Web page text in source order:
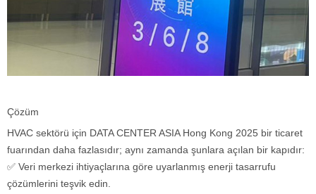
Çözüm
HVAC sektörü için DATA CENTER ASIA Hong Kong 2025 bir ticaret
fuarından daha fazlasıdır; aynı zamanda şunlara açılan bir kapıdır:
✅ Veri merkezi ihtiyaçlarına göre uyarlanmış enerji tasarrufu
çözümlerini teşvik edin.